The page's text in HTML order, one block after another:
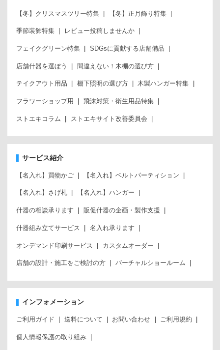
【冬】クリスマスツリー特集 【冬】正月飾り特集
季節装飾特集 レビュー投稿しませんか
フェイクグリーン特集 SDGsに貢献する店舗備品
店舗什器を選ぼう 間違えない！木棚の選び方
テイクアウト用品 棚下照明の選び方 木製ハンガー特集
フラワーショップ用 飛沫対策・衛生用品特集
ストエキコラム ストエキサイト改善委員会
サービス紹介
【名入れ】買物かご 【名入れ】ベルトパーティション
【名入れ】さげ札 【名入れ】ハンガー
什器の相談承ります 販促什器の企画・製作支援
什器組み立てサービス 名入れ承ります
オンデマンド印刷サービス カスタムオーダー
店舗の設計・施工をご検討の方 バーチャルショールーム
インフォメーション
ご利用ガイド 送料について お問い合わせ ご利用規約
個人情報保護の取り組み